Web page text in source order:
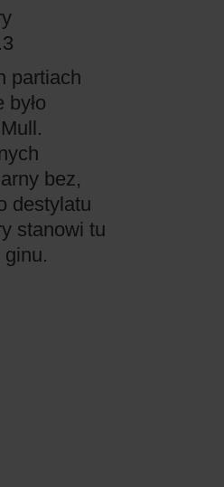
partiach
bez,
destylatu
stanowi tu
ginu.